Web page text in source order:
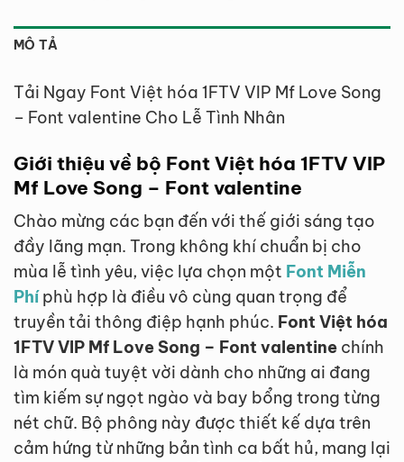
MÔ TẢ
Tải Ngay Font Việt hóa 1FTV VIP Mf Love Song
– Font valentine Cho Lễ Tình Nhân
Giới thiệu về bộ Font Việt hóa 1FTV VIP
Mf Love Song – Font valentine
Chào mừng các bạn đến với thế giới sáng tạo
đầy lãng mạn. Trong không khí chuẩn bị cho
mùa lễ tình yêu, việc lựa chọn một Font Miễn
Phíphù hợp là điều vô cùng quan trọng để
truyền tải thông điệp hạnh phúc. Font Việt hóa
1FTV VIP Mf Love Song – Font valentine chính
là món quà tuyệt vời dành cho những ai đang
tìm kiếm sự ngọt ngào và bay bổng trong từng
nét chữ. Bộ phông này được thiết kế dựa trên
cảm hứng từ những bản tình ca bất hủ, mang lại